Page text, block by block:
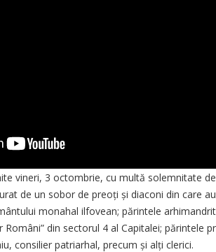
vineri, 3 octombrie, cu multă solemnitate
de un sobor de preoți și diaconi din care
monahal ilfovean; părintele
Români” din sectorul 4 al Capitalei; părintele
consilier patriarhal, precum și alți clerici.